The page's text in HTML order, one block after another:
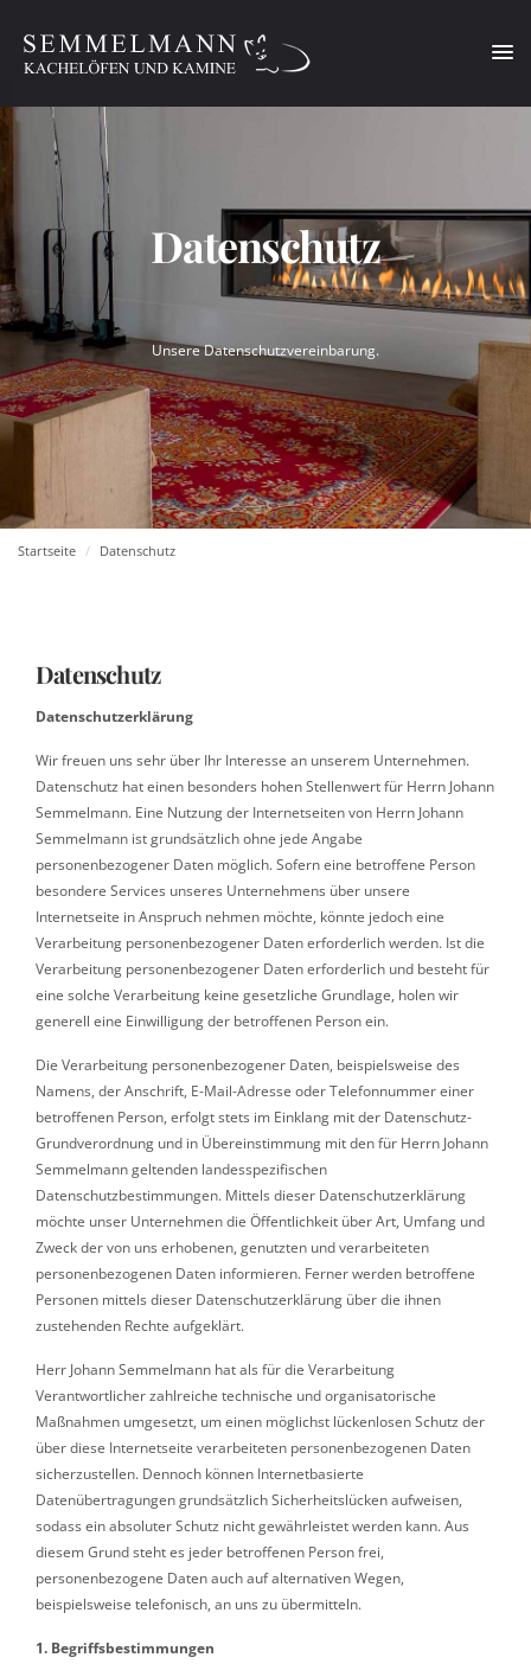
erfahren..
Datenschutz
Unsere Datenschutzvereinbarung.
Startseite Datenschutz
Datenschutz
Datenschutzerklärung
Wir freuen uns sehr über Ihr Interesse an unserem Unternehmen.
Datenschutz hat einen besonders hohen Stellenwert für Herrn Johann
Semmelmann. Eine Nutzung der Internetseiten von Herrn Johann
Semmelmann ist grundsätzlich ohne jede Angabe
personenbezogener Daten möglich. Sofern eine betroffene Person
besondere Services unseres Unternehmens über unsere
Internetseite in Anspruch nehmen möchte, könnte jedoch eine
Verarbeitung personenbezogener Daten erforderlich werden. Ist die
Verarbeitung personenbezogener Daten erforderlich und besteht für
eine solche Verarbeitung keine gesetzliche Grundlage, holen wir
generell eine Einwilligung der betroffenen Person ein.
Die Verarbeitung personenbezogener Daten, beispielsweise des
Namens, der Anschrift, E-Mail-Adresse oder Telefonnummer einer
betroffenen Person, erfolgt stets im Einklang mit der Datenschutz-
Grundverordnung und in Übereinstimmung mit den für Herrn Johann
Semmelmann geltenden landesspezifischen
Datenschutzbestimmungen. Mittels dieser Datenschutzerklärung
möchte unser Unternehmen die Öffentlichkeit über Art, Umfang und
Zweck der von uns erhobenen, genutzten und verarbeiteten
personenbezogenen Daten informieren. Ferner werden betroffene
Personen mittels dieser Datenschutzerklärung über die ihnen
zustehenden Rechte aufgeklärt.
Herr Johann Semmelmann hat als für die Verarbeitung
Verantwortlicher zahlreiche technische und organisatorische
Maßnahmen umgesetzt, um einen möglichst lückenlosen Schutz der
über diese Internetseite verarbeiteten personenbezogenen Daten
sicherzustellen. Dennoch können Internetbasierte
Datenübertragungen grundsätzlich Sicherheitslücken aufweisen,
sodass ein absoluter Schutz nicht gewährleistet werden kann. Aus
diesem Grund steht es jeder betroffenen Person frei,
personenbezogene Daten auch auf alternativen Wegen,
beispielsweise telefonisch, an uns zu übermitteln.
1. Begriffsbestimmungen